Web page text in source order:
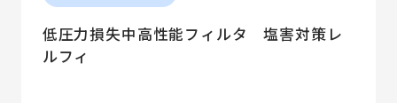
低圧力損失中高性能フィルタ 塩害対策レ
ルフィ